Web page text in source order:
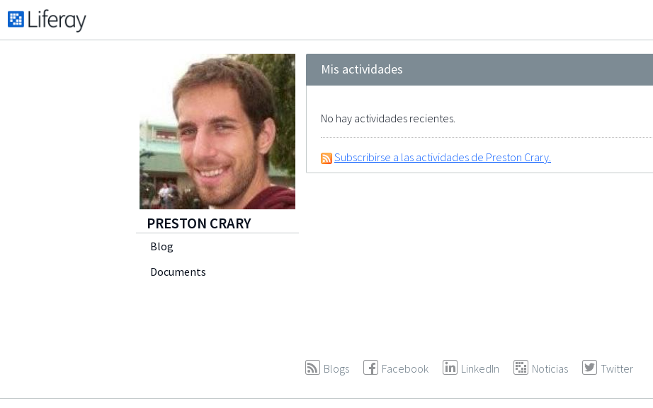
PRESTON CRARY
Blog
Documents
Mis actividades
No hay actividades recientes.
Subscribirse a las actividades de Preston Crary.
Blogs Facebook LinkedIn Noticias Twitter